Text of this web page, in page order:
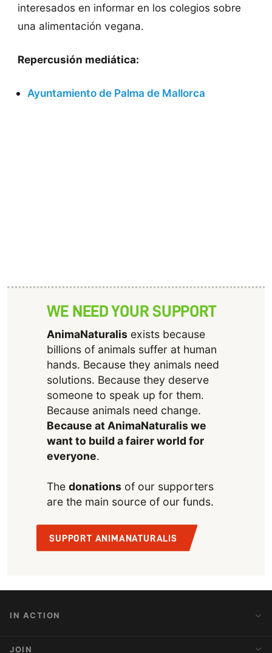
interesados en informar en los colegios sobre
una alimentación vegana.
Repercusión mediática:
Ayuntamiento de Palma de Mallorca
WE NEED YOUR SUPPORT
AnimaNaturalisexists because
billions of animals suffer at human
hands. Because they animals need
solutions. Because they deserve
someone to speak up for them.
Because animals need change.
Because at AnimaNaturalis we
want to build a fairer world for
everyone.
The donationsof our supporters
are the main source of our funds.
SUPPORT ANIMANATURALIS
IN ACTION
Action Alerts
JOIN